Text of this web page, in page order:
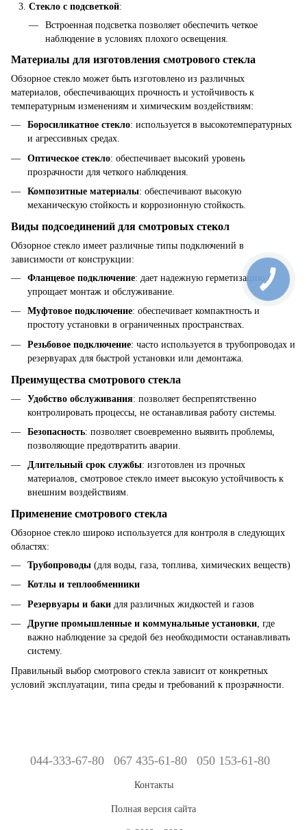
Стекло с подсветкой:
Встроенная подсветка позволяет обеспечить четкое
наблюдение в условиях плохого освещения.
Материалы для изготовления смотрового стекла
Обзорное стекло может быть изготовлено из различных
материалов, обеспечивающих прочность и устойчивость к
температурным изменениям и химическим воздействиям:
Боросиликатное стекло: используется в высокотемпературных
и агрессивных средах.
Оптическое стекло: обеспечивает высокий уровень
прозрачности для четкого наблюдения.
Композитные материалы: обеспечивают высокую
механическую стойкость и коррозионную стойкость.
Виды подсоединений для смотровых стекол
Обзорное стекло имеет различные типы подключений в
зависимости от конструкции:
Фланцевое подключение: дает надежную герметизацию и
упрощает монтаж и обслуживание.
Муфтовое подключение: обеспечивает компактность и
простоту установки в ограниченных пространствах.
Резьбовое подключение: часто используется в трубопроводах и
резервуарах для быстрой установки или демонтажа.
Преимущества смотрового стекла
Удобство обслуживания: позволяет беспрепятственно
контролировать процессы, не останавливая работу системы.
Безопасность: позволяет своевременно выявить проблемы,
позволяющие предотвратить аварии.
Длительный срок службы: изготовлен из прочных
материалов, смотровое стекло имеет высокую устойчивость к
внешним воздействиям.
Применение смотрового стекла
Обзорное стекло широко используется для контроля в следующих
областях:
Трубопроводы (для воды, газа, топлива, химических веществ)
Котлы и теплообменники
Резервуары и баки для различных жидкостей и газов
Другие промышленные и коммунальные установки, где
важно наблюдение за средой без необходимости останавливать
систему.
Правильный выбор смотрового стекла зависит от конкретных
условий эксплуатации, типа среды и требований к прозрачности.
044-333-67-80 067 435-61-80 050 153-61-80
Контакты
Полная версия сайта